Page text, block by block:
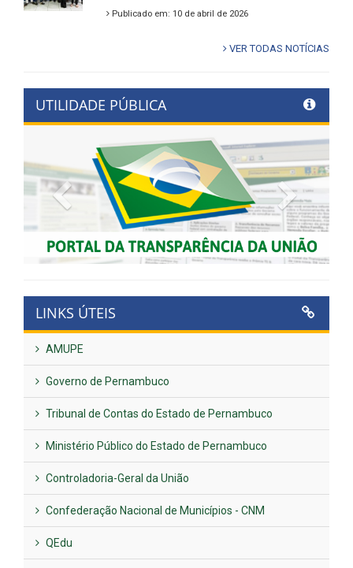
Publicado em: 10 de abril de 2026
VER TODAS NOTÍCIAS
UTILIDADE PÚBLICA
Previous Next
LINKS ÚTEIS
AMUPE
Governo de Pernambuco
Tribunal de Contas do Estado de Pernambuco
Ministério Público do Estado de Pernambuco
Controladoria-Geral da União
Confederação Nacional de Municípios - CNM
QEdu